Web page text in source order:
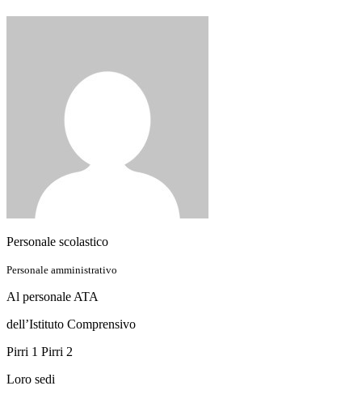
Personale scolastico
Personale amministrativo
Al personale ATA
dell’Istituto Comprensivo
Pirri 1 Pirri 2
Loro sedi